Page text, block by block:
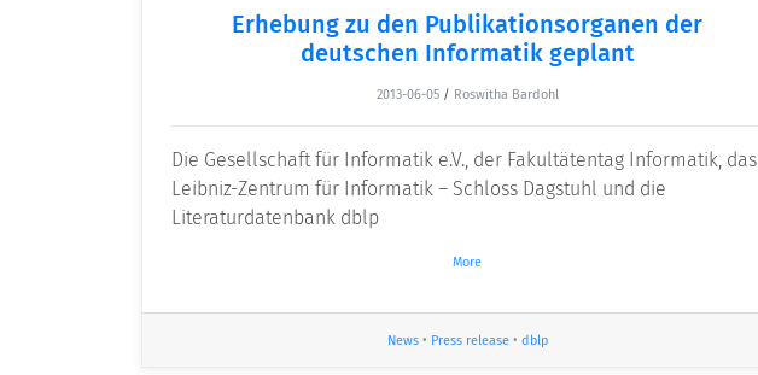
Erhebung zu den Publikationsorganen der
deutschen Informatik geplant
2013-06-05 / Roswitha Bardohl
Die Gesellschaft für Informatik e.V., der Fakultätentag Informatik, das
Leibniz-Zentrum für Informatik – Schloss Dagstuhl und die
Literaturdatenbank dblp
More
News• Press release• dblp